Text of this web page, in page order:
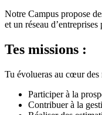
Notre Campus propose
et un réseau
Tes missions :
Tu évolueras au cœur des
Participer à la
Contribuer à la